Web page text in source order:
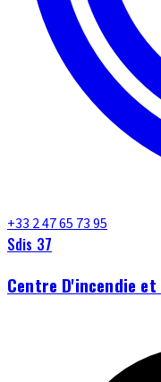
+33 2 47 65 73 95
Sdis 37
Centre D'incendie